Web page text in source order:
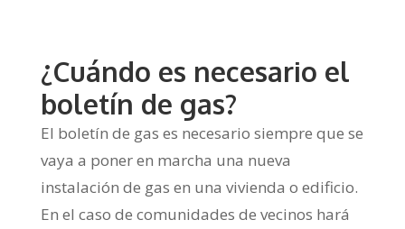
¿Cuándo es necesario el
boletín de gas?
El boletín de gas es necesario siempre que se
vaya a poner en marcha una nueva
instalación de gas en una vivienda o edificio.
En el caso de comunidades de vecinos hará